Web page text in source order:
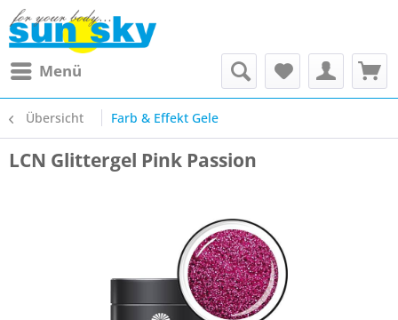
Menü
Übersicht Farb & Effekt Gele
LCN Glittergel Pink Passion